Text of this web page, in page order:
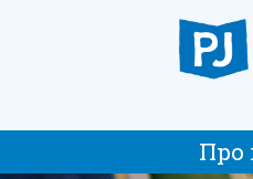
Про